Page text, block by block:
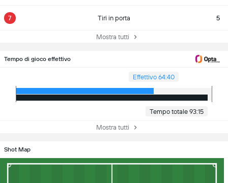
7 Tiri in porta 5
Mostra tutti
Tempo di gioco effettivo
Effettivo 64:40
Tempo totale 93:15
Mostra tutti
Shot Map